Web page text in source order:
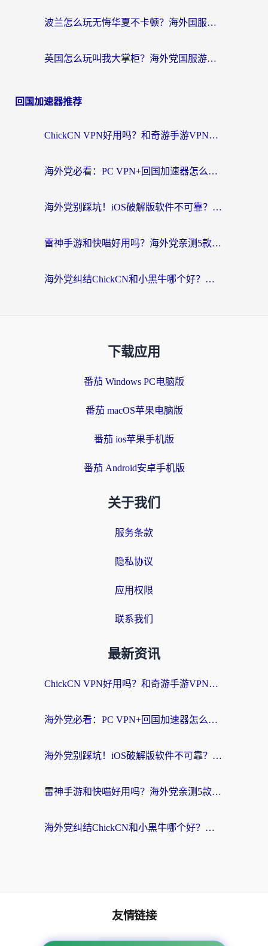
波兰怎么玩无悔华夏不卡顿？海外国服游戏加速器终极指南（附征途2萤火突击解决方案）
英国怎么玩叫我大掌柜？海外党国服游戏加速避坑指南（附实测推荐）
回国加速器推荐
ChickCN VPN好用吗？和奇游手游VPN对比哪个回国效果更好？海外党亲测实用指南
海外党必看：PC VPN+回国加速器怎么选？无缝访问国内资源全攻略
海外党别踩坑！iOS破解版软件不可靠？教你选对回国加速器无缝看国内资源
雷神手游和快喵好用吗？海外党亲测5款回国加速器，附斧牛Bling对比+微信视频号解决办法
海外党纠结ChickCN和小黑牛哪个好？一篇帮你选对回国加速器的实用指南
下载应用
番茄 Windows PC电脑版
番茄 macOS苹果电脑版
番茄 ios苹果手机版
番茄 Android安卓手机版
关于我们
服务条款
隐私协议
应用权限
联系我们
最新资讯
ChickCN VPN好用吗？和奇游手游VPN对比哪个回国效果更好？海外党亲测实用指南
海外党必看：PC VPN+回国加速器怎么选？无缝访问国内资源全攻略
海外党别踩坑！iOS破解版软件不可靠？教你选对回国加速器无缝看国内资源
雷神手游和快喵好用吗？海外党亲测5款回国加速器，附斧牛Bling对比+微信视频号解决办法
海外党纠结ChickCN和小黑牛哪个好？一篇帮你选对回国加速器的实用指南
友情链接